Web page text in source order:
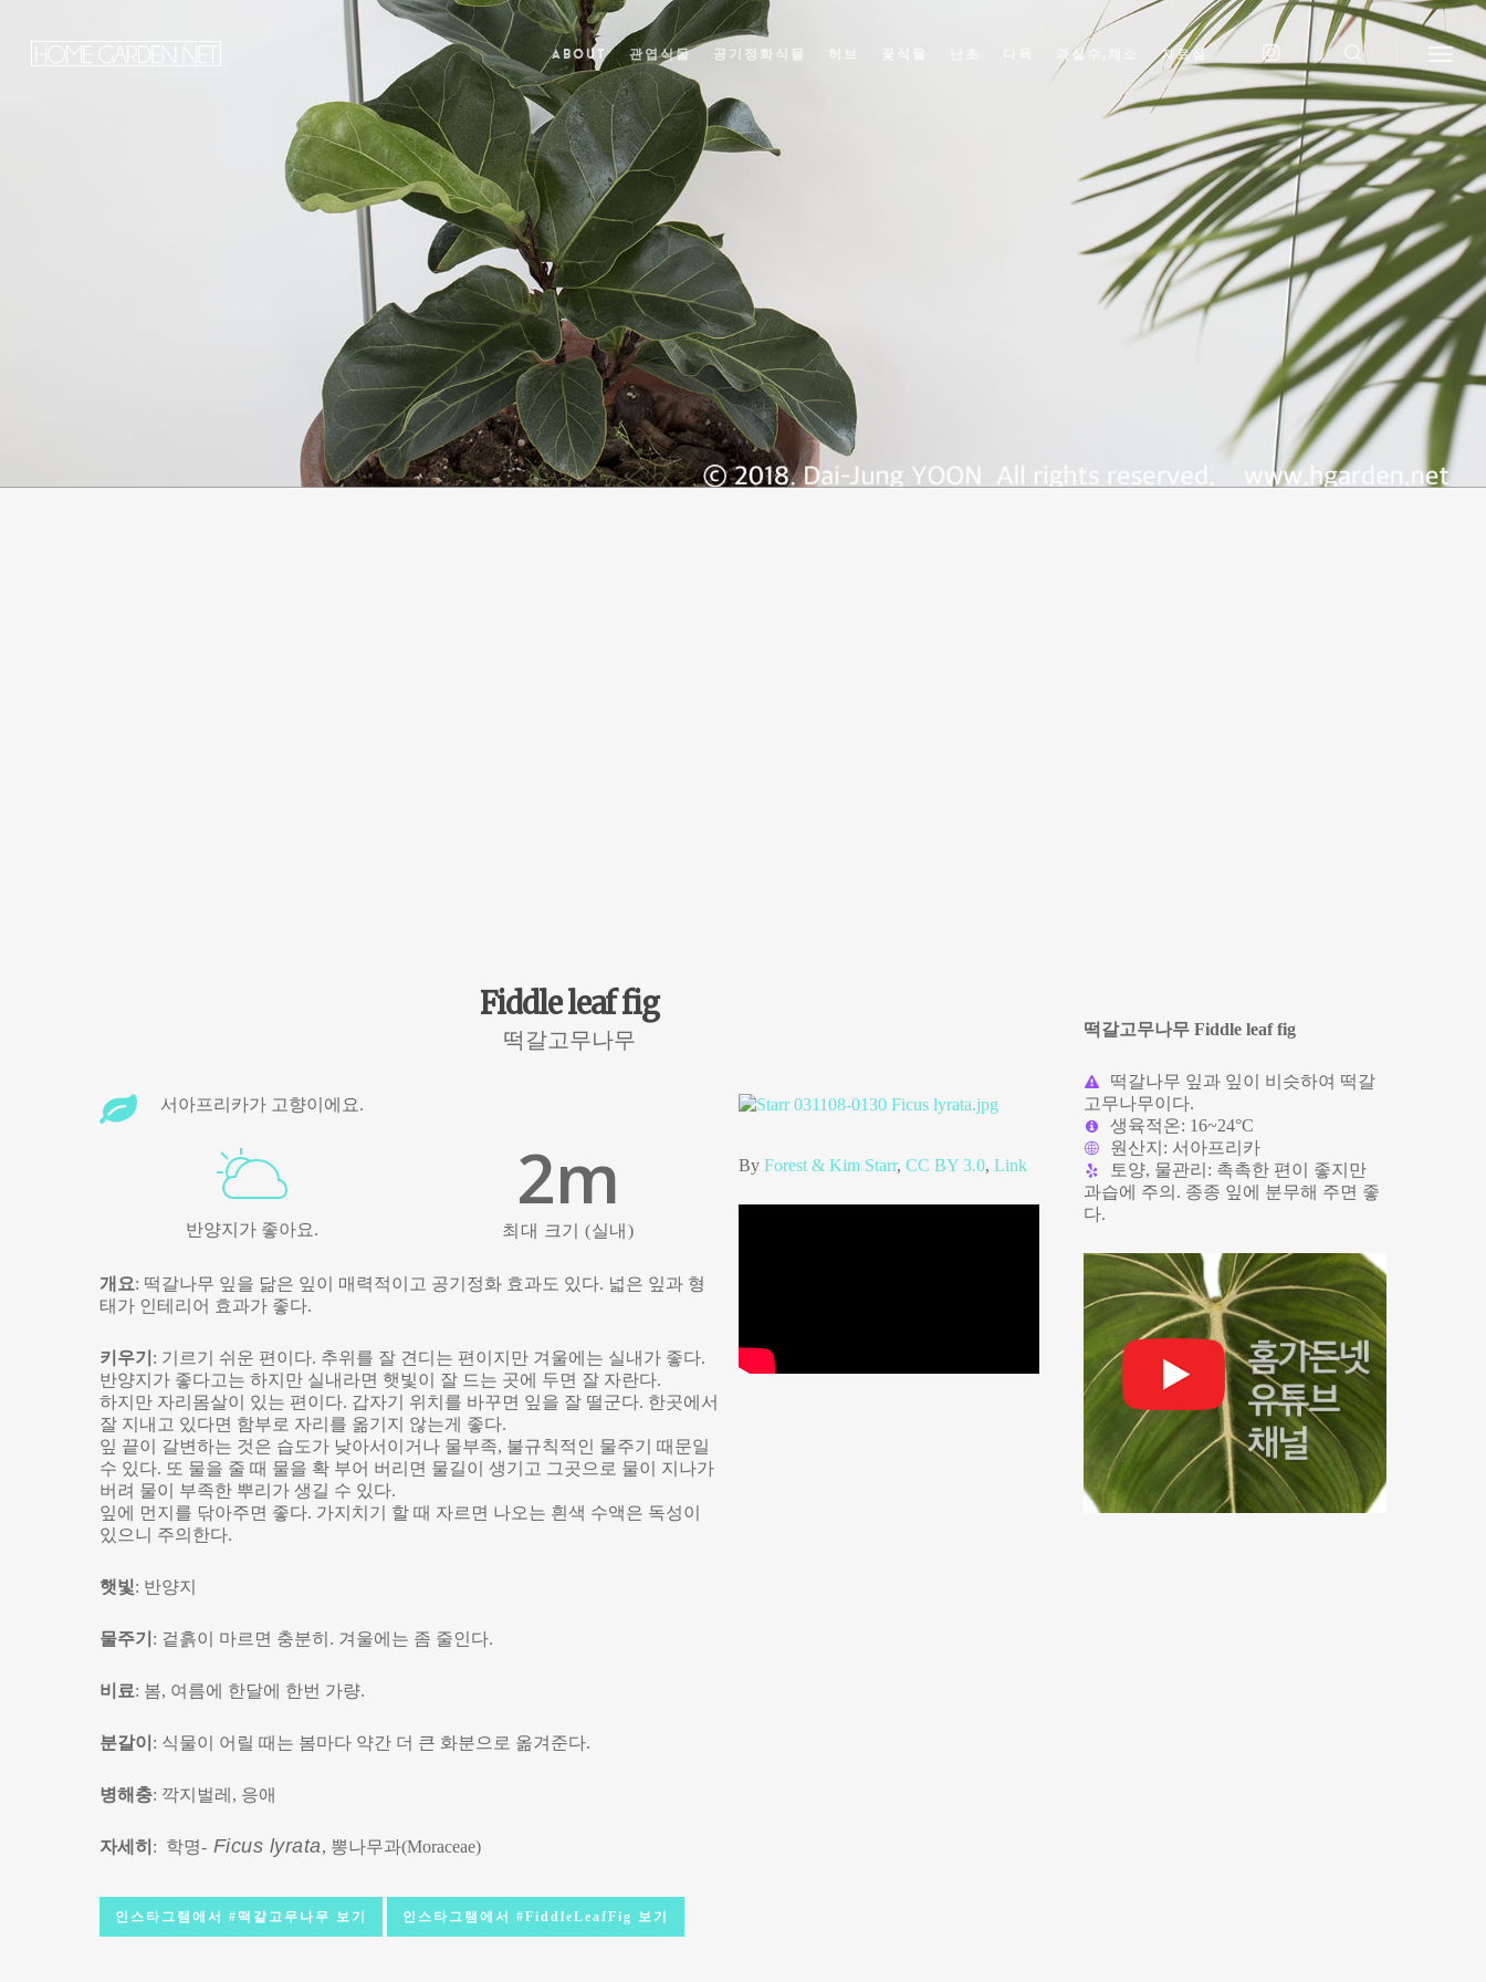
ABOUT 관엽식물 공기정화식물 허브 과실수,채소 자료실
Fiddle leaf fig
떡갈고무나무
서아프리카가 고향이에요.
반양지가 좋아요.
2m
최대 크기 (실내)
개요: 떡갈나무 잎을 닮은 잎이 매력적이고 공기정화 효과도 있다. 넓은 잎과 형
태가 인테리어 효과가 좋다.
키우기 : 기르기 쉬운 편이다. 추위를 잘 견디는 편이지만 겨울에는 실내가 좋다.
반양지가 좋다고는 하지만 실내라면 햇빛이 잘 드는 곳에 두면 잘 자란다.
하지만 자리몸살이 있는 편이다. 갑자기 위치를 바꾸면 잎을 잘 떨군다. 한곳에서
잘 지내고 있다면 함부로 자리를 옮기지 않는게 좋다.
잎 끝이 갈변하는 것은 습도가 낮아서이거나 물부족, 불규칙적인 물주기 때문일
수 있다. 또 물을 줄 때 물을 확 부어 버리면 물길이 생기고 그곳으로 물이 지나가
버려 물이 부족한 뿌리가 생길 수 있다.
잎에 먼지를 닦아주면 좋다. 가지치기 할 때 자르면 나오는 흰색 수액은 독성이
있으니 주의한다.
햇빛: 반양지
물주기 : 겉흙이 마르면 충분히. 겨울에는 좀 줄인다.
비료: 봄, 여름에 한달에 한번 가량.
분갈이 : 식물이 어릴 때는 봄마다 약간 더 큰 화분으로 옮겨준다.
병해충: 깍지벌레, 응애
자세히 : 학명- Ficus lyrata, 뽕나무과(Moraceae)
ByForest & Kim Starr,CC BY 3.0,Link
인스타그램에서 #떡갈고무나무 보기 인스타그램에서 #FiddleLeafFig 보기
떡갈고무나무 Fiddle leaf fig
떡갈나무 잎과 잎이 비슷하여 떡갈
고무나무이다.
생육적온: 16~24°C
원산지: 서아프리카
토양, 물관리: 촉촉한 편이 좋지만
과습에 주의. 종종 잎에 분무해 주면 좋
다.